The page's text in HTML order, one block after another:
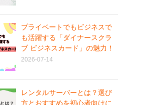
プライベートでもビジネスで
も活躍する「ダイナースクラ
ブ ビジネスカード」の魅力！
2026-07-14
レンタルサーバーとは？選び
方とおすすめを初心者向けに